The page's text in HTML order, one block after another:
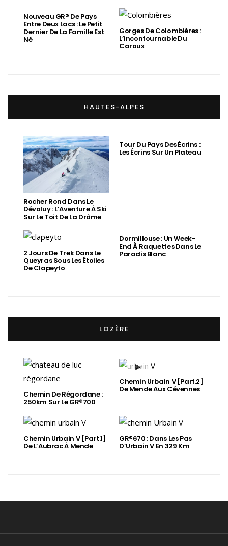
Nouveau GR® De Pays
Entre Deux Lacs : Le Petit
Dernier De La Famille Est
Né
Gorges De Colombières :
L’incontournable Du
Caroux
HAUTES-ALPES
Rocher Rond Dans Le
Dévoluy : L’Aventure À Ski
Sur Le Toit De La Drôme
Tour Du Pays Des Écrins :
Les Écrins Sur Un Plateau
2 Jours De Trek Dans Le
Queyras Sous Les Étoiles
De Clapeyto
Dormillouse : Un Week-
End À Raquettes Dans Le
Paradis Blanc
LOZÈRE
Chemin De Régordane :
250km Sur Le GR®700
Chemin Urbain V [Part.2]
De Mende Aux Cévennes
Chemin Urbain V [Part.1]
De L’Aubrac À Mende
GR®670 : Dans Les Pas
D’Urbain V En 329 Km